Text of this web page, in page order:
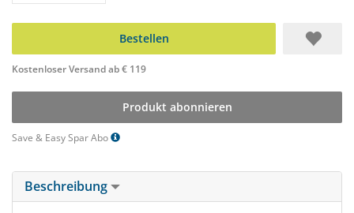
Bestellen
Kostenloser Versand ab € 119
Produkt abonnieren
Save & Easy Spar Abo
Beschreibung